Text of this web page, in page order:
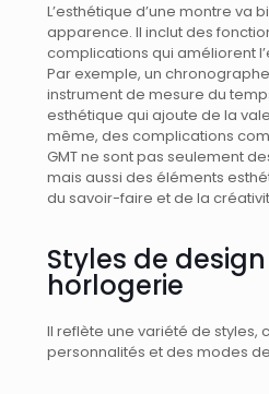
L’esthétique d’une montre va
apparence. Il inclut des
complications qui améliorent
Par exemple, un
instrument de mesure du
esthétique qui ajoute de la
même, des complications
GMT ne sont pas seulement
mais aussi des éléments
du savoir-faire et de la
Styles de
horlogerie
Il reflète une variété de styles,
personnalités et des modes